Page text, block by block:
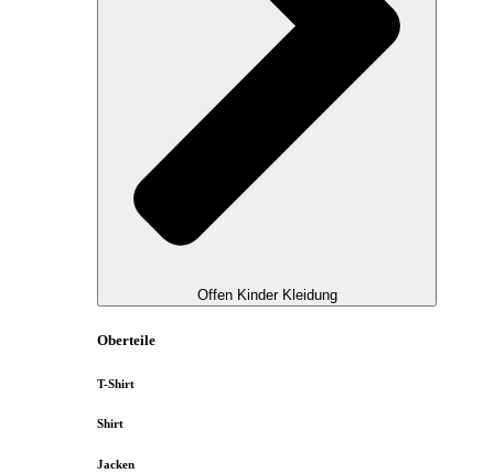
Offen Kinder Kleidung
Oberteile
T-Shirt
Shirt
Jacken